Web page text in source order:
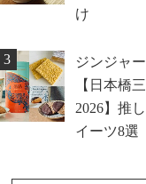
け
3
ジンジャ
【日本橋
2026】推
イーツ8選